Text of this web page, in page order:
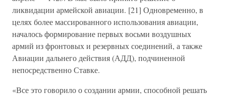
ликвидации армейской авиации. [21] Одновременно, в
целях более массированного использования авиации,
началось формирование первых восьми воздушных
армий из фронтовых и резервных соединений, а также
Авиации дальнего действия (АДД), подчиненной
непосредственно Ставке.
«Все это говорило о создании армии, способной решать